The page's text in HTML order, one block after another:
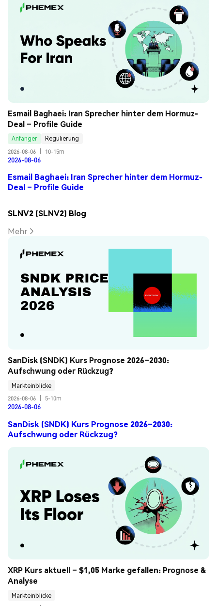
Esmail Baghaei: Iran Sprecher hinter dem Hormuz-
Deal – Profile Guide
Anfänger
Regulierung
2026-08-06
10-15m
2026-08-06
Esmail Baghaei: Iran Sprecher hinter dem Hormuz-
Deal – Profile Guide
SLNV2 (SLNV2) Blog
Mehr
SanDisk (SNDK) Kurs Prognose 2026–2030:
Aufschwung oder Rückzug?
Markteinblicke
2026-08-06
5-10m
2026-08-06
SanDisk (SNDK) Kurs Prognose 2026–2030:
Aufschwung oder Rückzug?
XRP Kurs aktuell – $1,05 Marke gefallen: Prognose &
Analyse
Markteinblicke